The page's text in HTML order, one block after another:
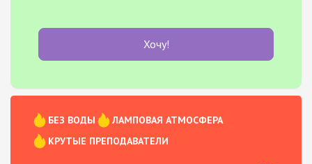
Хочу!
БЕЗ ВОДЫ
ЛАМПОВАЯ АТМОСФЕРА
КРУТЫЕ ПРЕПОДАВАТЕЛИ